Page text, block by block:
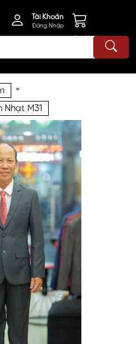
Tài Khoản
Đăng Nhập
Giỏ Hàng
»
Nhạt M31